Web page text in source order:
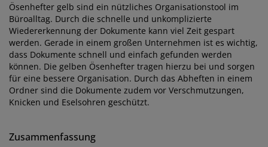
Ösenhefter gelb sind ein nützliches Organisationstool im
Büroalltag. Durch die schnelle und unkomplizierte
Wiedererkennung der Dokumente kann viel Zeit gespart
werden. Gerade in einem großen Unternehmen ist es wichtig,
dass Dokumente schnell und einfach gefunden werden
können. Die gelben Ösenhefter tragen hierzu bei und sorgen
für eine bessere Organisation. Durch das Abheften in einem
Ordner sind die Dokumente zudem vor Verschmutzungen,
Knicken und Eselsohren geschützt.
Zusammenfassung